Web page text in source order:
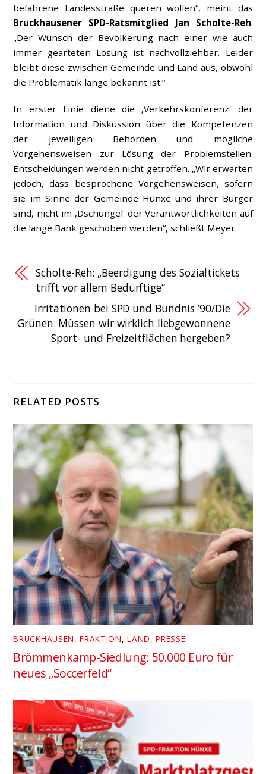
befahrene Landesstraße queren wollen“, meint das
Bruckhausener SPD-Ratsmitglied Jan Scholte-Reh.
„Der Wunsch der Bevölkerung nach einer wie auch
immer gearteten Lösung ist nachvollziehbar. Leider
bleibt diese zwischen Gemeinde und Land aus, obwohl
die Problematik lange bekannt ist.“
In erster Linie diene die ‚Verkehrskonferenz‘ der
Information und Diskussion über die Kompetenzen
der jeweiligen Behörden und mögliche
Vorgehensweisen zur Lösung der Problemstellen.
Entscheidungen werden nicht getroffen. „Wir erwarten
jedoch, dass besprochene Vorgehensweisen, sofern
sie im Sinne der Gemeinde Hünxe und ihrer Bürger
sind, nicht im ‚Dschungel‘ der Verantwortlichkeiten auf
die lange Bank geschoben werden“, schließt Meyer.
Scholte-Reh: „Beerdigung des Sozialtickets
trifft vor allem Bedürftige“
Irritationen bei SPD und Bündnis ’90/Die
Grünen: Müssen wir wirklich liebgewonnene
Sport- und Freizeitflächen hergeben?
RELATED POSTS
BRUCKHAUSEN,FRAKTION,LAND,PRESSE
Brömmenkamp-Siedlung: 50.000 Euro für
neues „Soccerfeld“